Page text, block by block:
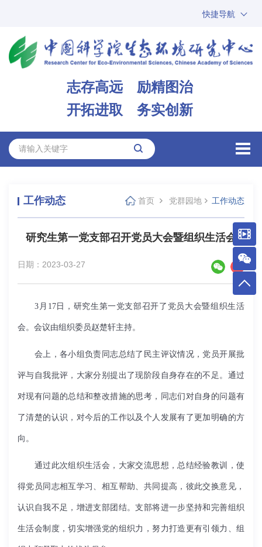
快捷导航
ARP
邮箱
志存高远 励精图治
开拓进取 务实创新
工作动态 首页 党群园地 工作动态
研究生第一党支部召开党员大会暨组织生活会
日期：2023-03-27
3月17日，研究生第一党支部召开了党员大会暨组织生活
会。会议由组织委员赵楚轩主持。
会上，各小组负责同志总结了民主评议情况，党员开展批
评与自我批评，大家分别提出了现阶段自身存在的不足。通过
对现有问题的总结和整改措施的思考，同志们对自身的问题有
了清楚的认识，对今后的工作以及个人发展有了更加明确的方
向。
通过此次组织生活会，大家交流思想，总结经验教训，使
得党员同志相互学习、相互帮助、共同提高，彼此交换意见，
认识自我不足，增进支部团结。支部将进一步坚持和完善组织
生活会制度，切实增强党的组织力，努力打造更有引领力、组